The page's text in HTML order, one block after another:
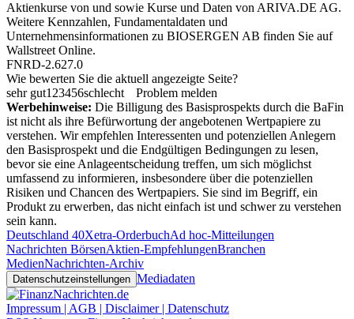
Aktienkurse von und sowie Kurse und Daten von ARIVA.DE AG.
Weitere Kennzahlen, Fundamentaldaten und
Unternehmensinformationen zu BIOSERGEN AB finden Sie auf
Wallstreet Online.
FNRD-2.627.0
Wie bewerten Sie die aktuell angezeigte Seite?
sehr gut1 23456schlecht
Problem melden
Werbehinweise: Die Billigung des Basisprospekts durch die BaFin
ist nicht als ihre Befürwortung der angebotenen Wertpapiere zu
verstehen. Wir empfehlen Interessenten und potenziellen Anlegern
den Basisprospekt und die Endgültigen Bedingungen zu lesen,
bevor sie eine Anlageentscheidung treffen, um sich möglichst
umfassend zu informieren, insbesondere über die potenziellen
Risiken und Chancen des Wertpapiers. Sie sind im Begriff, ein
Produkt zu erwerben, das nicht einfach ist und schwer zu verstehen
sein kann.
Deutschland 40Xetra-OrderbuchAd hoc-Mitteilungen
Nachrichten BörsenAktien-EmpfehlungenBranchen
MedienNachrichten-Archiv
Datenschutzeinstellungen Mediadaten
Impressum | AGB | Disclaimer | Datenschutz